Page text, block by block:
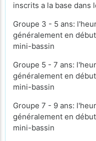
inscrits a la base dans
Groupe 3 - 5 ans:
généralement en
mini-bassin
Groupe 5 - 7 ans:
généralement en
mini-bassin
Groupe 7 - 9 ans:
généralement en
mini-bassin